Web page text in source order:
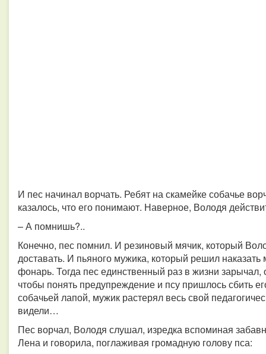
И пес начинал ворчать. Ребят на скамейке собачье
казалось, что его понимают. Наверное, Володя
– А помнишь?..
Конечно, пес помнил. И резиновый мячик, который
доставать. И пьяного мужика, который решил
фонарь. Тогда пес единственный раз в жизни
чтобы понять предупреждение и псу пришлось сбить
собачьей лапой, мужик растерял весь свой
видели…
Пес ворчал, Володя слушал, изредка вспоминая
Лена и говорила, поглаживая громадную голову пса: